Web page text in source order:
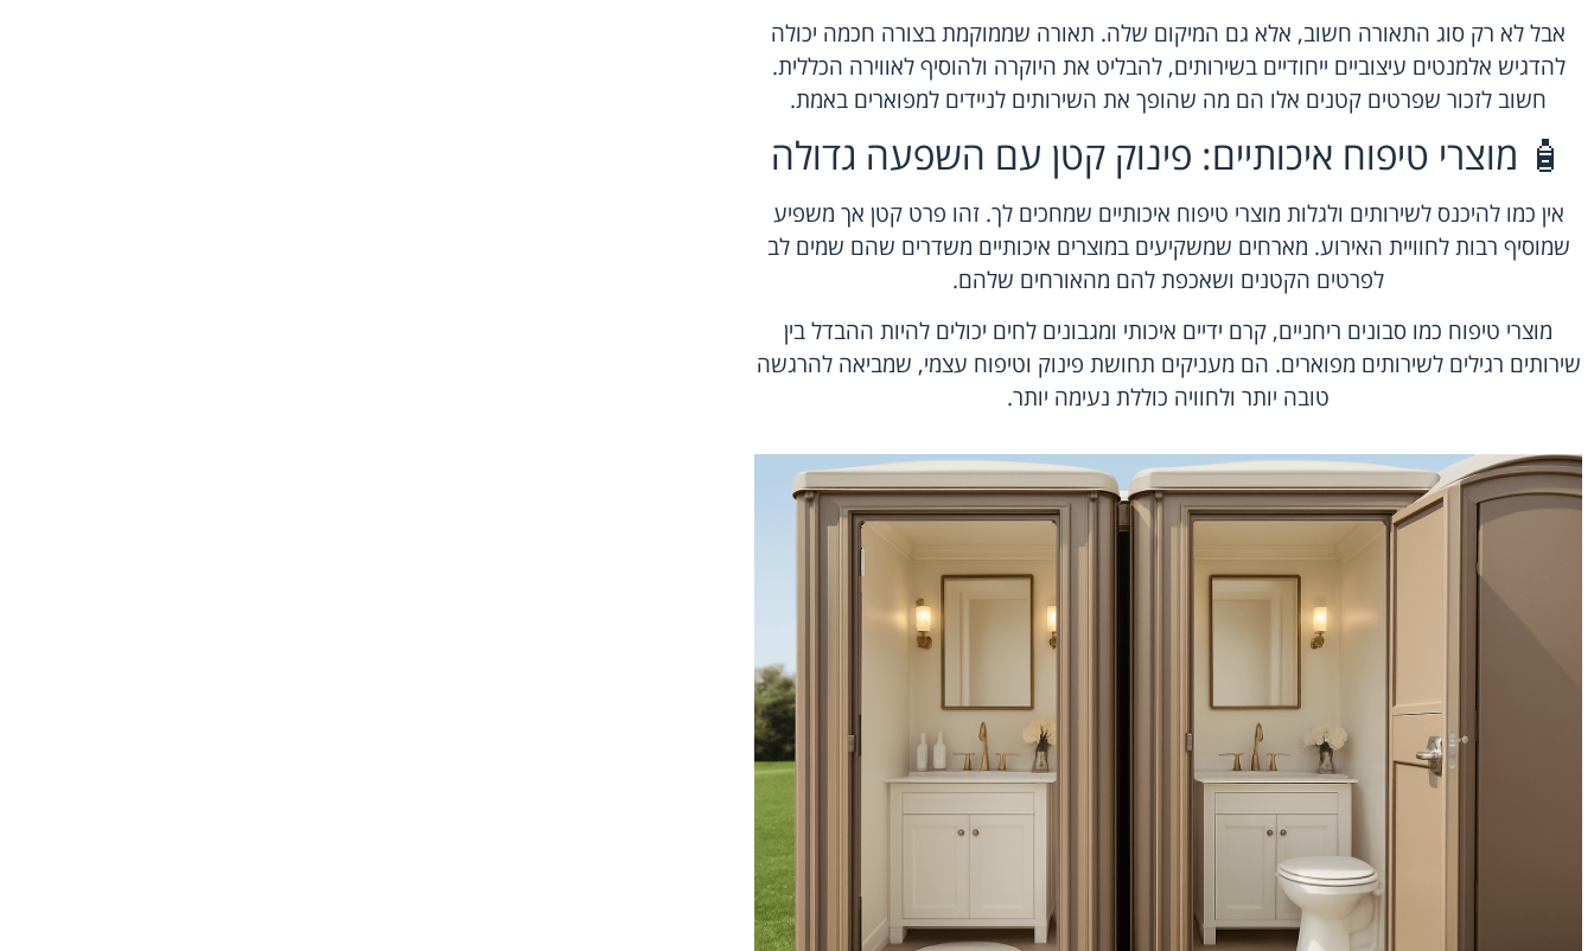
אבל לא רק סוג התאורה חשוב, אלא גם המיקום שלה. תאורה שממוקמת בצורה חכמה יכולה
להדגיש אלמנטים עיצוביים ייחודיים בשירותים, להבליט את היוקרה ולהוסיף לאווירה הכללית.
חשוב לזכור שפרטים קטנים אלו הם מה שהופך את השירותים לניידים למפוארים באמת.
🧴 מוצרי טיפוח איכותיים: פינוק קטן עם השפעה גדולה
אין כמו להיכנס לשירותים ולגלות מוצרי טיפוח איכותיים שמחכים לך. זהו פרט קטן אך משפיע
שמוסיף רבות לחוויית האירוע. מארחים שמשקיעים במוצרים איכותיים משדרים שהם שמים לב
לפרטים הקטנים ושאכפת להם מהאורחים שלהם.
מוצרי טיפוח כמו סבונים ריחניים, קרם ידיים איכותי ומגבונים לחים יכולים להיות ההבדל בין
שירותים רגילים לשירותים מפוארים. הם מעניקים תחושת פינוק וטיפוח עצמי, שמביאה להרגשה
טובה יותר ולחוויה כוללת נעימה יותר.